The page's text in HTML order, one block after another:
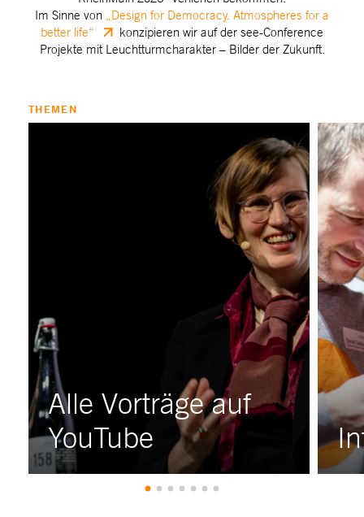
Im Sinne von „Design for Democracy. Atmospheres for a
better life“
konzipieren wir auf der see-Conference
Projekte mit Leuchtturmcharakter – Bilder der Zukunft.
THEMEN
Alle Vorträge auf
YouTube